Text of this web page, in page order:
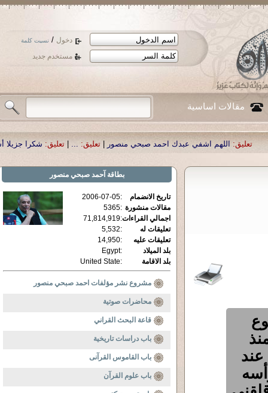
دخول / نسيت كلمة
مستخدم جديد
مقالات اساسية
اشفي عبدك احمد صبحي منصور|تعليق: ...
|تعليق: شكرا جزيلا أستاذ حمد الحمد
بطاقة آحمد صبحي منصور
تاريخ الانضمام :
2006-07-05
مقالات منشورة :
5365
اجمالي القراءات:
71,814,919
تعليقات له
:
5,532
تعليقات عليه
:
14,950
بلد الميلاد
:
Egypt
بلد الاقامة
:
United State
مشروع نشر مؤلفات احمد صبحي منصور
محاضرات صوتية
قاعة البحث القراني
باب دراسات تاريخية
باب القاموس القرآنى
باب علوم القرآن